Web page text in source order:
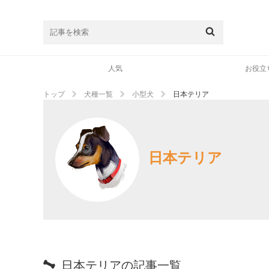
人気 お役立
トップ 犬種一覧 小型犬 日本テリア
日本テリア
日本テリアの記事一覧